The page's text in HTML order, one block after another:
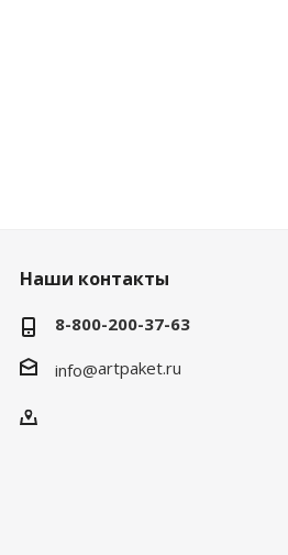
Наши контакты
8-800-200-37-63
info@artpaket.ru